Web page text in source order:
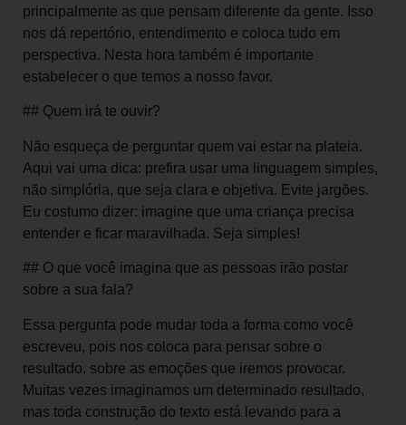
principalmente as que pensam diferente da gente. Isso
nos dá repertório, entendimento e coloca tudo em
perspectiva. Nesta hora também é importante
estabelecer o que temos a nosso favor.
## Quem irá te ouvir?
Não esqueça de perguntar quem vai estar na plateia.
Aqui vai uma dica: prefira usar uma linguagem simples,
não simplória, que seja clara e objetiva. Evite jargões.
Eu costumo dizer: imagine que uma criança precisa
entender e ficar maravilhada. Seja simples!
## O que você imagina que as pessoas irão postar
sobre a sua fala?
Essa pergunta pode mudar toda a forma como você
escreveu, pois nos coloca para pensar sobre o
resultado, sobre as emoções que iremos provocar.
Muitas vezes imaginamos um determinado resultado,
mas toda construção do texto está levando para a